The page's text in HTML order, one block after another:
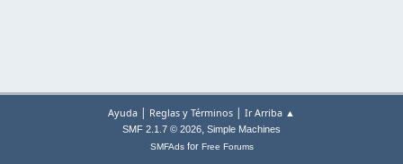
Ayuda | Reglas y Términos | Ir Arriba ▲
SMF 2.1.7 © 2026, Simple Machines
SMFAdsfor Free Forums